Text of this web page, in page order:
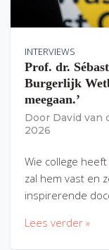
INTERVIEWS
Prof. dr.
Burgerlijk
meegaan.’
Door David van
2026
Wie college
zal hem vast en
inspirerende
Lees verder »